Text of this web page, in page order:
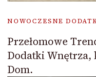
NOWOCZESNE
Przełomowe
Dodatki
Dom.